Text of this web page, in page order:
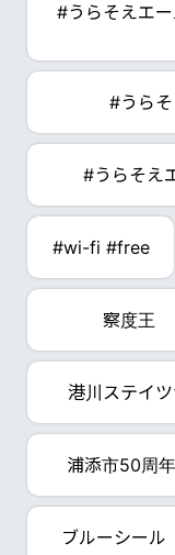
#うらそえエ
#うら
#うらそえ
#wi-fi #free
察度王
港川ステイ
浦添市50周年
ブルーシール